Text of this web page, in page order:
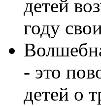
детей
году
- это
детей о